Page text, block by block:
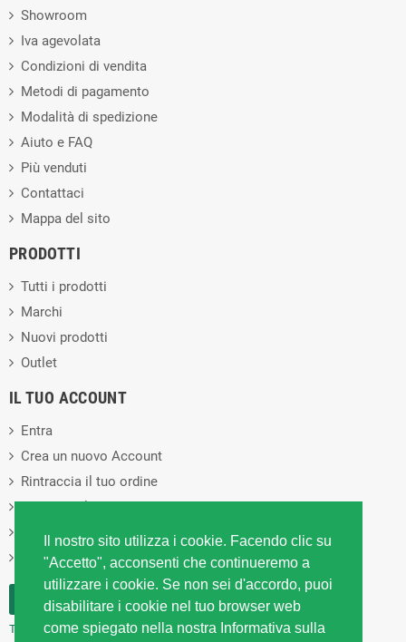
Il nostro sito utilizza i cookie. Facendo clic su
"Accetto", acconsenti che continueremo a
utilizzare i cookie. Se non sei d'accordo, puoi
disabilitare i cookie nel tuo browser web
come spiegato nella nostra Informativa sulla
Showroom
Iva agevolata
Condizioni di vendita
Metodi di pagamento
Modalità di spedizione
Aiuto e FAQ
Più venduti
Contattaci
Mappa del sito
PRODOTTI
Tutti i prodotti
Marchi
Nuovi prodotti
Outlet
IL TUO ACCOUNT
Entra
Crea un nuovo Account
Rintraccia il tuo ordine
Privacy Policy
Cookies Policy
Diritto di recesso
RECESSO DAL CONTRATTO
Traccia stato del recesso